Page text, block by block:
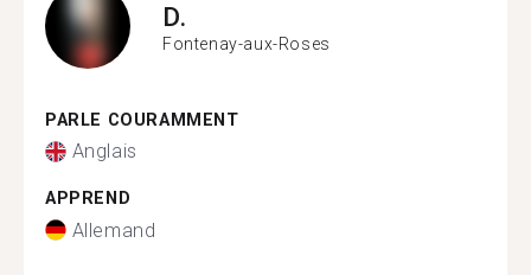
D.
Fontenay-aux-Roses
PARLE COURAMMENT
Anglais
APPREND
Allemand